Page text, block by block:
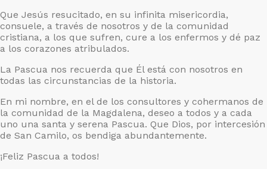
Que Jesús resucitado, en su infinita misericordia,
consuele, a través de nosotros y de la comunidad
cristiana, a los que sufren, cure a los enfermos y dé paz
a los corazones atribulados.
La Pascua nos recuerda que Él está con nosotros en
todas las circunstancias de la historia.
En mi nombre, en el de los consultores y cohermanos de
la comunidad de la Magdalena, deseo a todos y a cada
uno una santa y serena Pascua. Que Dios, por intercesión
de San Camilo, os bendiga abundantemente.
¡Feliz Pascua a todos!